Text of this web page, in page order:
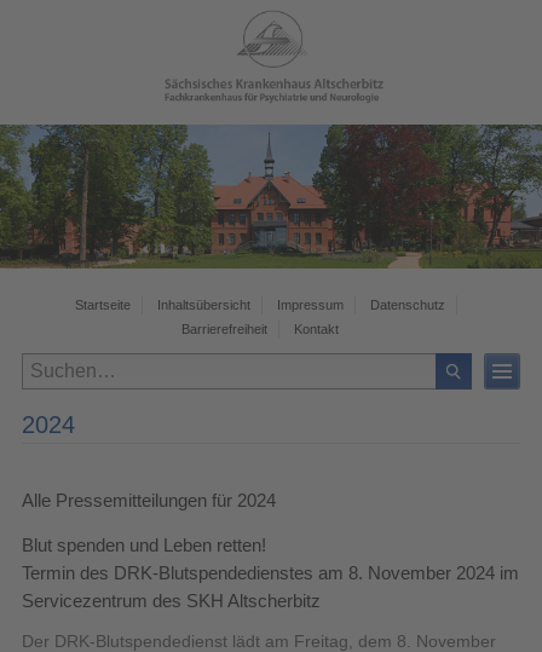
Startseite Inhaltsübersicht Impressum
Datenschutz
Barrierefreiheit
Kontakt
2024
Alle Pressemitteilungen für 2024
Blut spenden und Leben retten!
Termin des DRK-Blutspendedienstes am 8. November 2024 im
Servicezentrum des SKH Altscherbitz
Der DRK-Blutspendedienst lädt am Freitag, dem 8. November